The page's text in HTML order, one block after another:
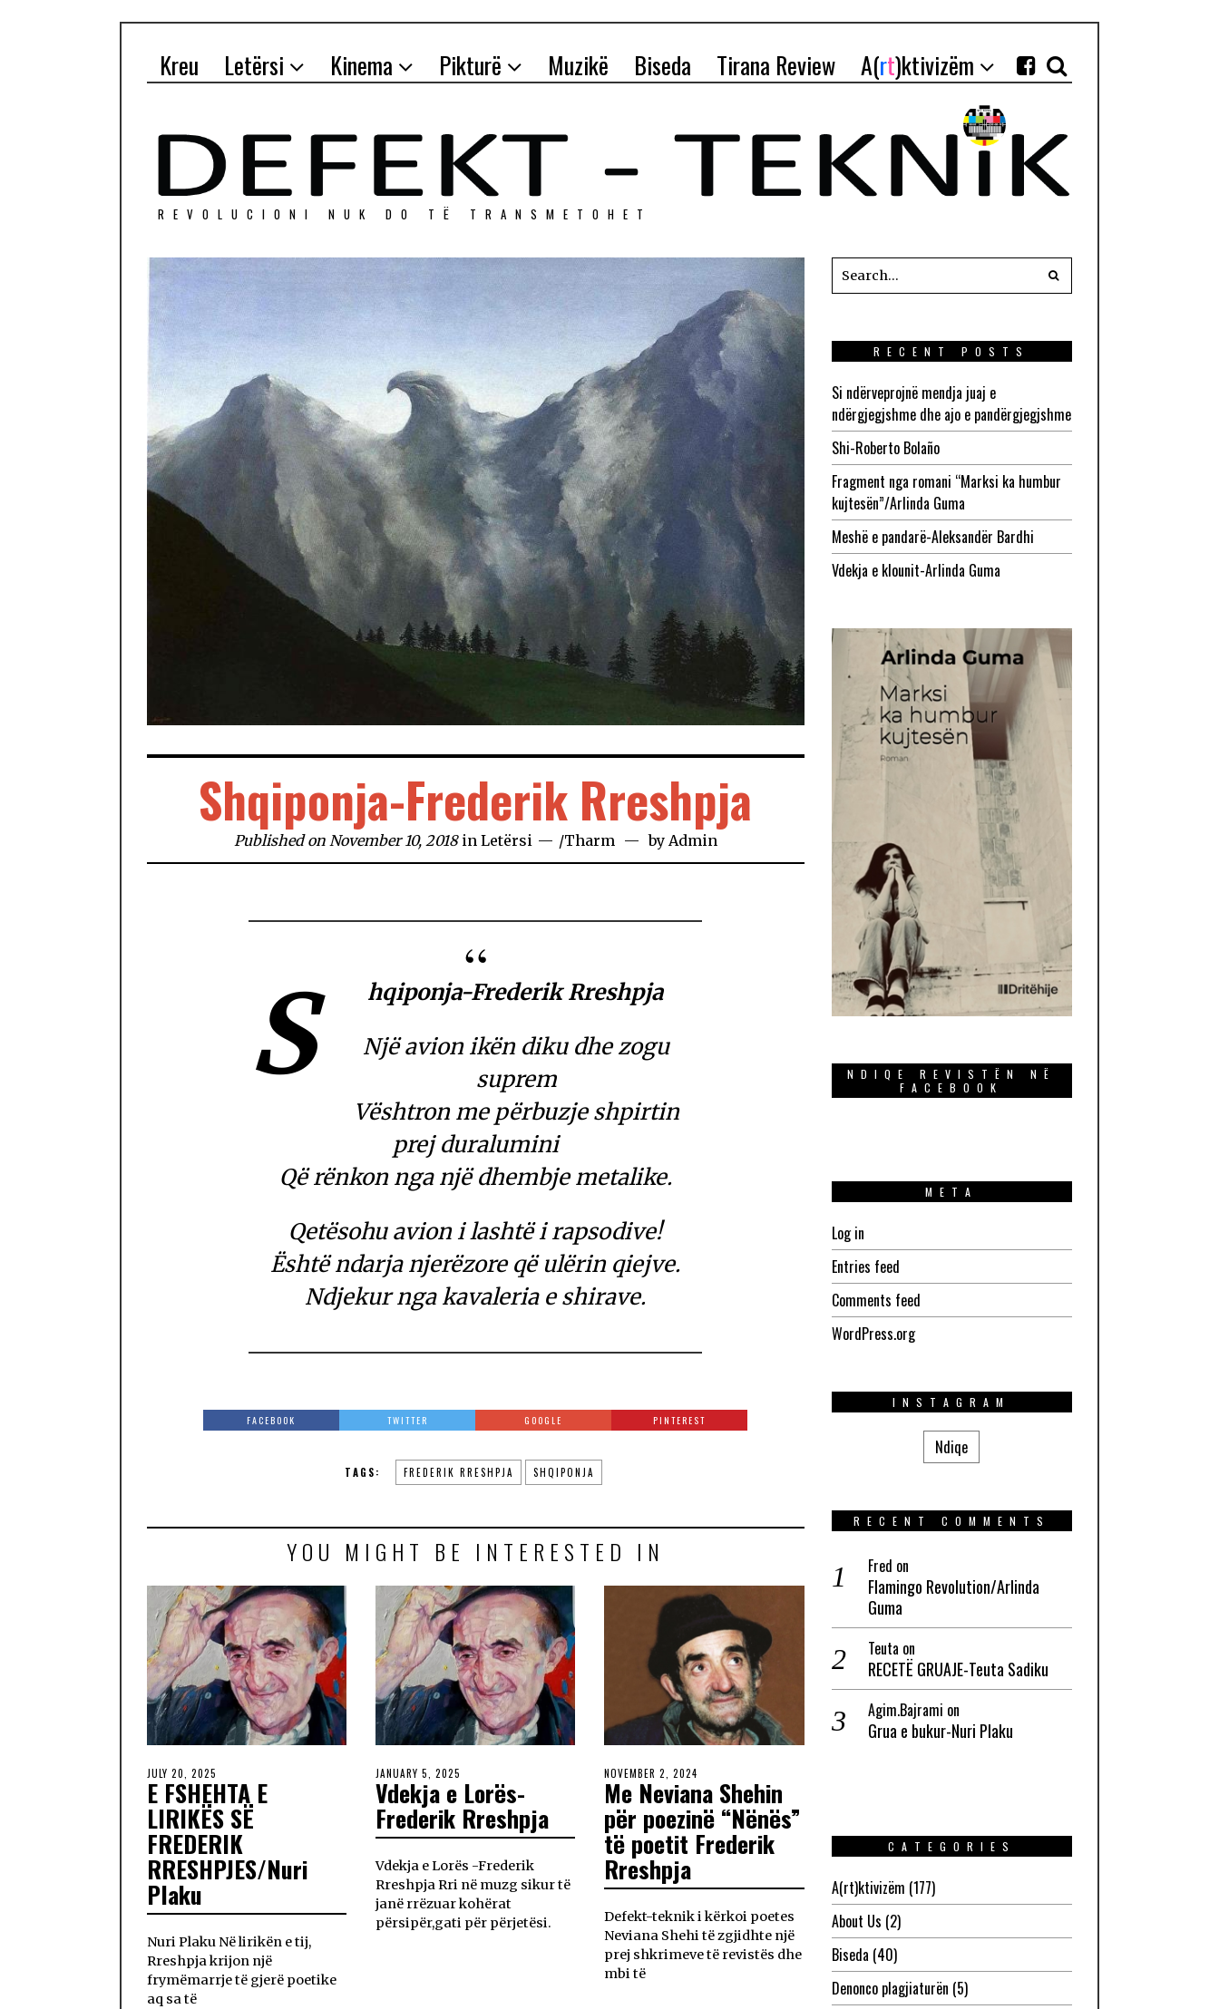
Kreu Letërsi Kinema Pikturë Muzikë Biseda Tirana Review A(rt)ktivizëm
REVOLUCIONI NUK DO TЁ TRANSMETOHET
Shqiponja-Frederik Rreshpja
Published on November 10, 2018 in Letërsi /Tharm by Admin
S
hqiponja-Frederik Rreshpja
Një avion ikën diku dhe zogu
suprem
Vështron me përbuzje shpirtin
prej duralumini
Që rënkon nga një dhembje metalike.
Qetësohu avion i lashtë i rapsodive!
Është ndarja njerëzore që ulërin qiejve.
Ndjekur nga kavaleria e shirave.
FACEBOOK TWITTER GOOGLE PINTEREST
TAGS: FREDERIK RRESHPJA SHQIPONJA
YOU MIGHT BE INTERESTED IN
JULY 20, 2025
E FSHEHTA E
LIRIKËS SË
FREDERIK
RRESHPJES/Nuri
Plaku
Nuri Plaku Në lirikën e tij,
Rreshpja krijon një
frymëmarrje të gjerë poetike
aq sa të
JANUARY 5, 2025
Vdekja e Lorës-
Frederik Rreshpja
Vdekja e Lorës -Frederik
Rreshpja Rri në muzg sikur të
janë rrëzuar kohërat
përsipër,gati për përjetësi.
NOVEMBER 2, 2024
Me Neviana Shehin
për poezinë “Nënës”
të poetit Frederik
Rreshpja
Defekt-teknik i kërkoi poetes
Neviana Shehi të zgjidhte një
prej shkrimeve të revistës dhe
mbi të
RECENT POSTS
Si ndërveprojnë mendja juaj e
ndërgjegjshme dhe ajo e pandërgjegjshme
Shi-Roberto Bolaño
Fragment nga romani “Marksi ka humbur
kujtesën”/Arlinda Guma
Meshë e pandarë-Aleksandër Bardhi
Vdekja e klounit-Arlinda Guma
NDIQE REVISTËN NË
FACEBOOK
META
Log in
Entries feed
Comments feed
WordPress.org
INSTAGRAM
Ndiqe
RECENT COMMENTS
Fred on
Flamingo Revolution/Arlinda
Guma
Teuta on
RECETË GRUAJE-Teuta Sadiku
Agim.Bajrami on
Grua e bukur-Nuri Plaku
CATEGORIES
A(rt)ktivizëm (177)
About Us (2)
Biseda (40)
Denonco plagjiaturën (5)